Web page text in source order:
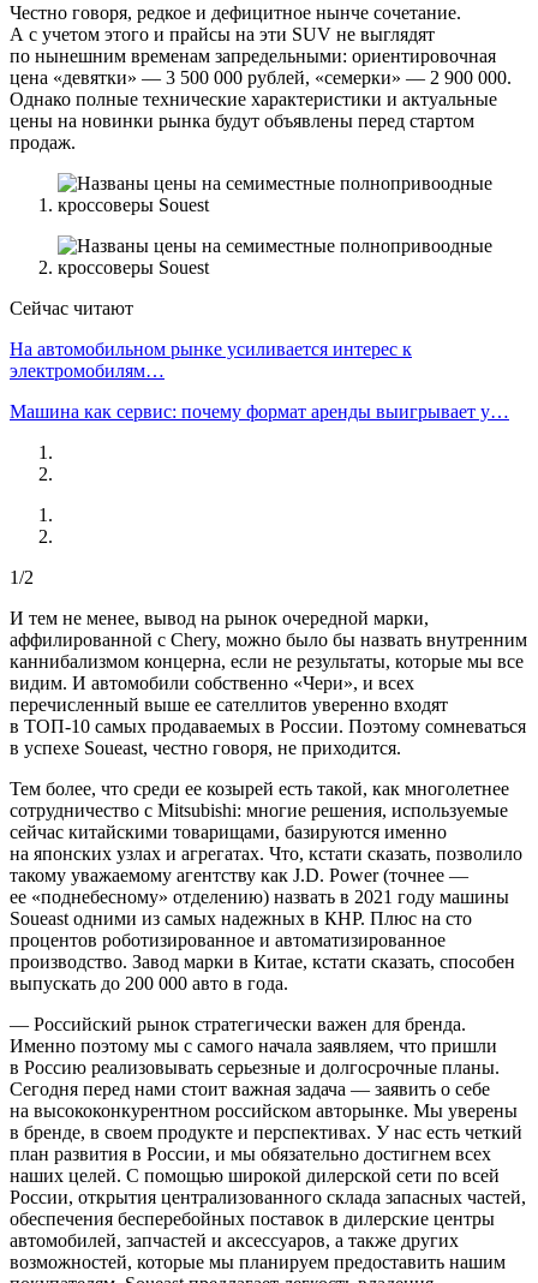
Честно говоря, редкое и дефицитное нынче сочетание.
А с учетом этого и прайсы на эти SUV не выглядят
по нынешним временам запредельными: ориентировочная
цена «девятки» — 3 500 000 рублей, «семерки» — 2 900 000.
Однако полные технические характеристики и актуальные
цены на новинки рынка будут объявлены перед стартом
продаж.
Сейчас читают
На автомобильном рынке усиливается интерес к
электромобилям…
Машина как сервис: почему формат аренды выигрывает у…
1/2
И тем не менее, вывод на рынок очередной марки,
аффилированной с Chery, можно было бы назвать внутренним
каннибализмом концерна, если не результаты, которые мы все
видим. И автомобили собственно «Чери», и всех
перечисленный выше ее сателлитов уверенно входят
в ТОП-10 самых продаваемых в России. Поэтому сомневаться
в успехе Soueast, честно говоря, не приходится.
Тем более, что среди ее козырей есть такой, как многолетнее
сотрудничество с Mitsubishi: многие решения, используемые
сейчас китайскими товарищами, базируются именно
на японских узлах и агрегатах. Что, кстати сказать, позволило
такому уважаемому агентству как J.D. Power (точнее —
ее «поднебесному» отделению) назвать в 2021 году машины
Soueast одними из самых надежных в КНР. Плюс на сто
процентов роботизированное и автоматизированное
производство. Завод марки в Китае, кстати сказать, способен
выпускать до 200 000 авто в года.
— Российский рынок стратегически важен для бренда.
Именно поэтому мы с самого начала заявляем, что пришли
в Россию реализовывать серьезные и долгосрочные планы.
Сегодня перед нами стоит важная задача — заявить о себе
на высококонкурентном российском авторынке. Мы уверены
в бренде, в своем продукте и перспективах. У нас есть четкий
план развития в России, и мы обязательно достигнем всех
наших целей. С помощью широкой дилерской сети по всей
России, открытия централизованного склада запасных частей,
обеспечения бесперебойных поставок в дилерские центры
автомобилей, запчастей и аксессуаров, а также других
возможностей, которые мы планируем предоставить нашим